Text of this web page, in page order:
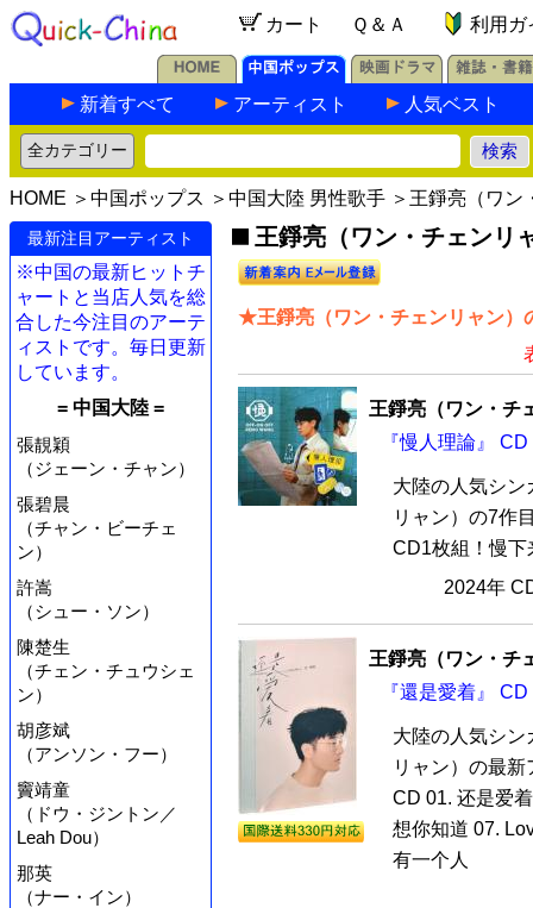
カート Ｑ＆Ａ 利用ガ
新着すべて アーティスト 人気ベスト
HOME ＞ 中国ポップス ＞ 中国大陸 男性歌手 ＞王錚亮（ワン
最新注目アーティスト
※中国の最新ヒットチ
ャートと当店人気を総
合した今注目のアーテ
ィストです。毎日更新
しています。
= 中国大陸 =
張靚穎
（ジェーン・チャン）
張碧晨
（チャン・ビーチェ
ン）
許嵩
（シュー・ソン）
陳楚生
（チェン・チュウシェ
ン）
胡彦斌
（アンソン・フー）
竇靖童
（ドウ・ジントン／
Leah Dou）
那英
（ナー・イン）
王錚亮（ワン・チェンリ
★王錚亮（ワン・チェンリャン）
王錚亮（ワン・チ
『慢人理論』
大陸の人気シン
リャン）の7作
CD1枚組！慢下
2024年
王錚亮（ワン・チ
『還是愛着』
大陸の人気シン
リャン）の最
CD 01. 还是爱
想你知道 07.
有一个人